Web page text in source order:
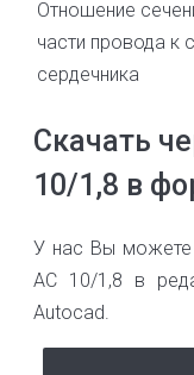
Отношение
части провода к
сердечника
Скачать
10/1,8 в
У нас Вы можете
АС 10/1,8 в
Autocad.